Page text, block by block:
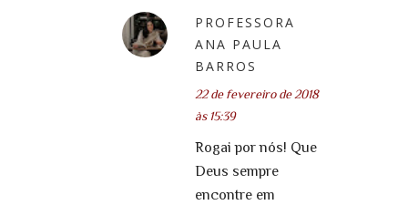
PROFESSORA
ANA PAULA
BARROS
22 de fevereiro de 2018
às 15:39
Rogai por nós! Que
Deus sempre
encontre em